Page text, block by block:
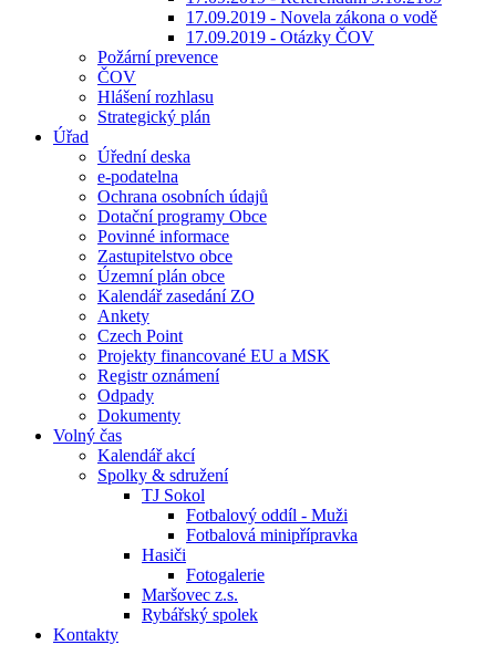
17.09.2019 - Novela zákona o vodě
17.09.2019 - Otázky ČOV
Požární prevence
ČOV
Hlášení rozhlasu
Strategický plán
Úřad
Úřední deska
e-podatelna
Ochrana osobních údajů
Dotační programy Obce
Povinné informace
Zastupitelstvo obce
Územní plán obce
Kalendář zasedání ZO
Ankety
Czech Point
Projekty financované EU a MSK
Registr oznámení
Odpady
Dokumenty
Volný čas
Kalendář akcí
Spolky & sdružení
TJ Sokol
Fotbalový oddíl - Muži
Fotbalová minipřípravka
Hasiči
Fotogalerie
Maršovec z.s.
Rybářský spolek
Kontakty